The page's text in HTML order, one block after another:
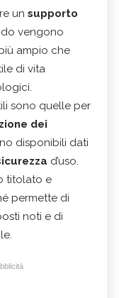
un supporto
vengono
ampio che
di vita
sono quelle per
dei
disponibili dati
d’uso.
titolato e
permette di
noti e di